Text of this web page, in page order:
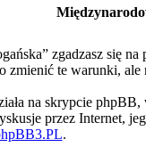
zgadzasz się
zmienić te warunki,
na skrypcie
przez Internet,
.